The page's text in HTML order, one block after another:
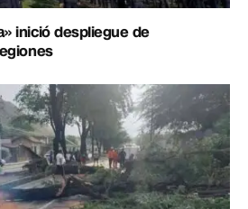
inició despliegue de